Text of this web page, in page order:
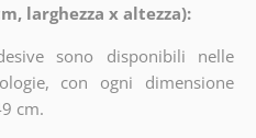
larghezza x altezza):
sono disponibili nelle
con ogni dimensione
cm.